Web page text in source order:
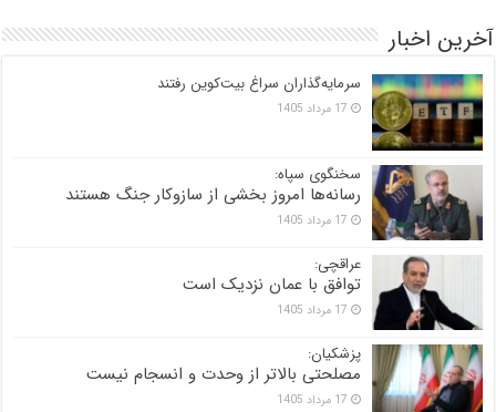
آخرین اخبار
سرمایه‌گذاران سراغ بیت‌کوین رفتند
17 مرداد 1405
سخنگوی سپاه:
رسانه‌ها امروز بخشی از سازوکار جنگ هستند
17 مرداد 1405
عراقچی:
توافق با عمان نزدیک است
17 مرداد 1405
پزشکیان:
مصلحتی بالاتر از وحدت و انسجام نیست
17 مرداد 1405